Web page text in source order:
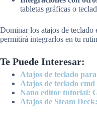
tabletas gráficas o
Dominar los atajos de teclado
permitirá integrarlos en tu
Te Puede Interesar:
Atajos de teclado
Atajos de teclado
Nano editor tutorial:
Atajos de Steam